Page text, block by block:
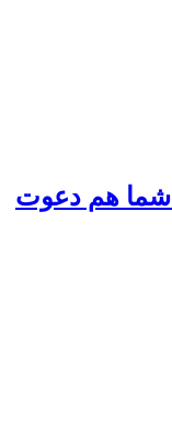
کتاب شهروندان کوچک 1 شما هم دعوت